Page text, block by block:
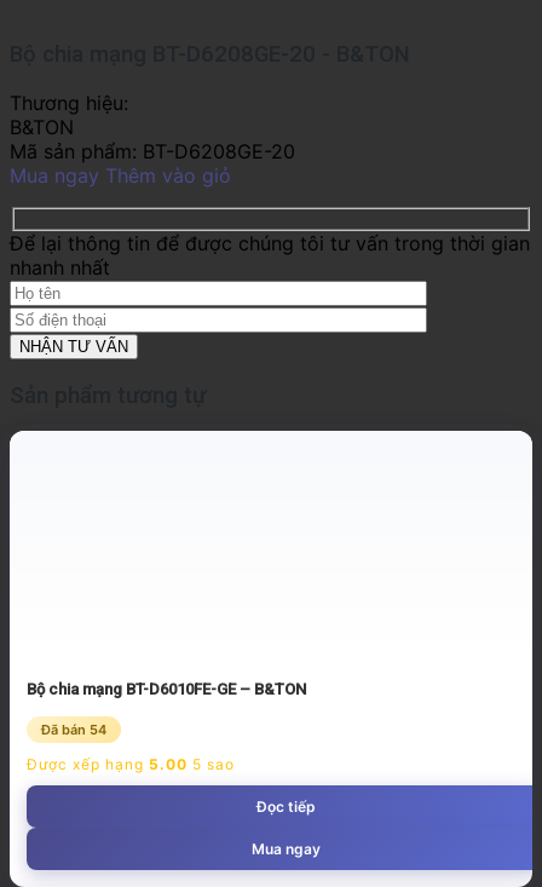
Thương hiệu:
B&TON
Mã sản phẩm: BT-D6208GE-20
Mua ngay Thêm vào giỏ
Để lại thông tin để được chúng tôi tư vấn trong thời gian
nhanh nhất
Bộ chia mạng BT-D6010FE-GE – B&TON
Đã bán 54
Được xếp hạng 5.00 5 sao
Đọc tiếp
Mua ngay